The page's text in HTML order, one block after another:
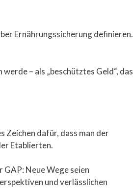
Ernährungssicherung definieren.
– als „beschütztes Geld“, das
dafür, dass man der
Etablierten.
Neue Wege seien
und verlässlichen